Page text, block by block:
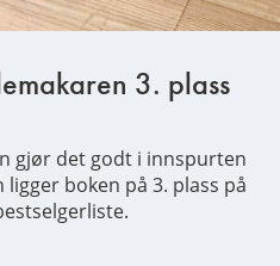
3. plass
gjør det godt i innspurten
boken på 3. plass på